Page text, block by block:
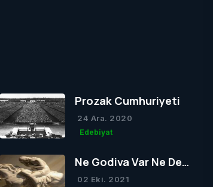
Prozak Cumhuriyeti
24 Ara. 2020
Edebiyat
Ne Godiva Var Ne De
Kör Olacak Tom
02 Eki. 2021